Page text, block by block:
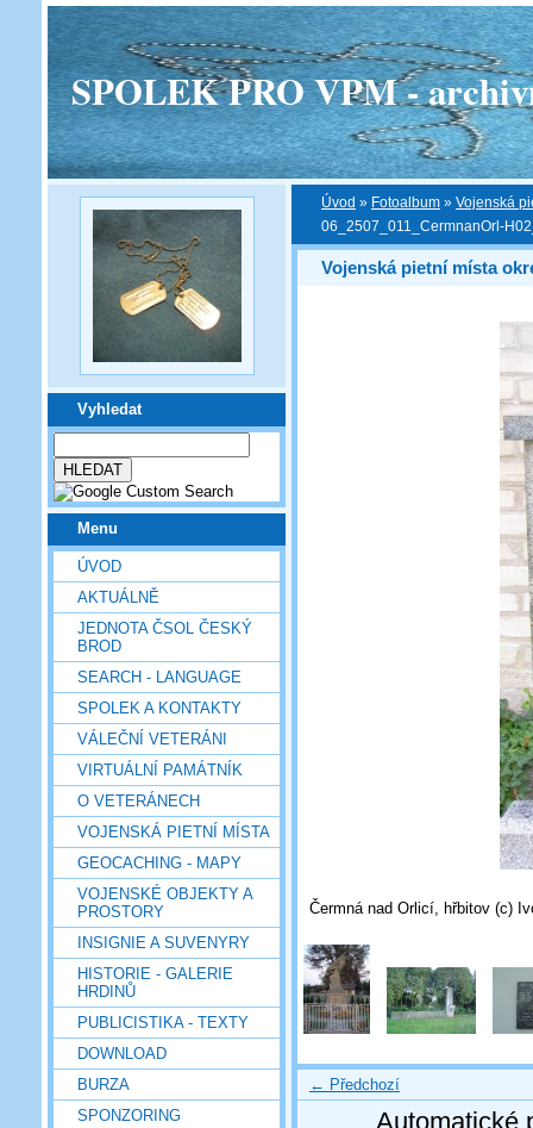
SPOLEK PRO VPM -
Vyhledat
Menu
ÚVOD
AKTUÁLNĚ
JEDNOTA ČSOL ČESKÝ
BROD
SEARCH - LANGUAGE
SPOLEK A KONTAKTY
VÁLEČNÍ VETERÁNI
VIRTUÁLNÍ PAMÁTNÍK
O VETERÁNECH
VOJENSKÁ PIETNÍ MÍSTA
GEOCACHING - MAPY
VOJENSKÉ OBJEKTY A
PROSTORY
INSIGNIE A SUVENYRY
HISTORIE - GALERIE
HRDINŮ
PUBLICISTIKA - TEXTY
DOWNLOAD
BURZA
SPONZORING
Úvod » Fotoalbum » Vojenská
06_2507_011_CermnanOrl-
Vojenská pietní místa
Čermná nad Orlicí, hřbitov (c)
← Předchozí
Automatické